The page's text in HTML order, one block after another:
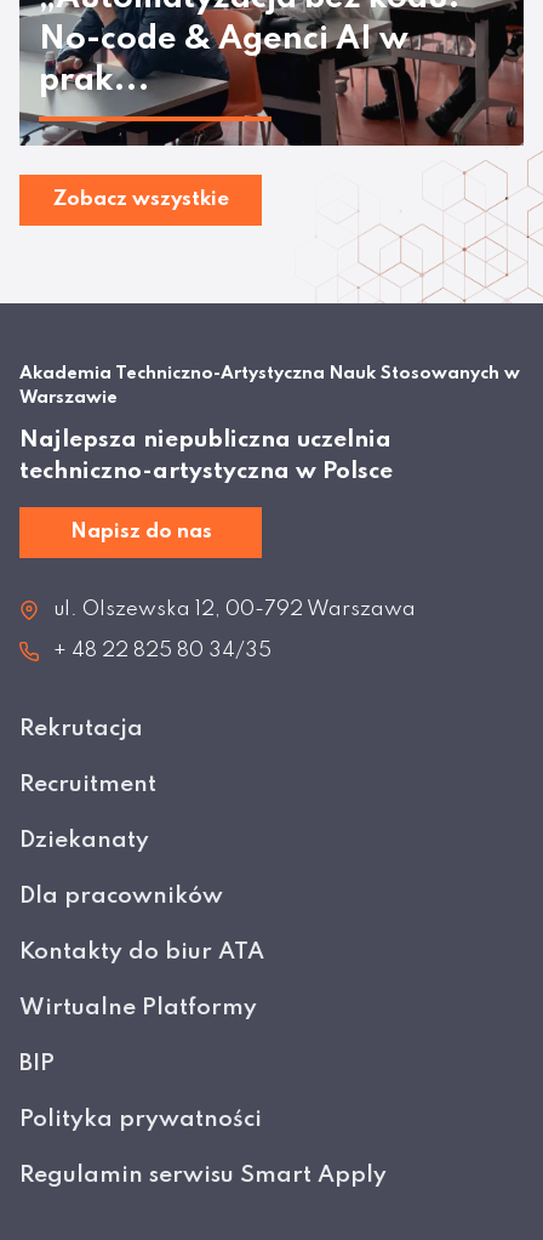
No-code & Agenci AI w
prak...
Zobacz wszystkie
Akademia Techniczno-Artystyczna Nauk Stosowanych w
Warszawie
Najlepsza niepubliczna uczelnia
techniczno-artystyczna w Polsce
Napisz do nas
ul. Olszewska 12, 00-792 Warszawa
+ 48 22 825 80 34/35
Rekrutacja
Recruitment
Dziekanaty
Dla pracowników
Kontakty do biur ATA
Wirtualne Platformy
BIP
Polityka prywatności
Regulamin serwisu Smart Apply